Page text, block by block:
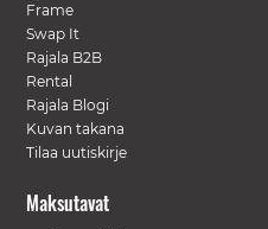
Frame
Swap It
Rajala B2B
Rental
Rajala Blogi
Kuvan takana
Tilaa uutiskirje
Maksutavat